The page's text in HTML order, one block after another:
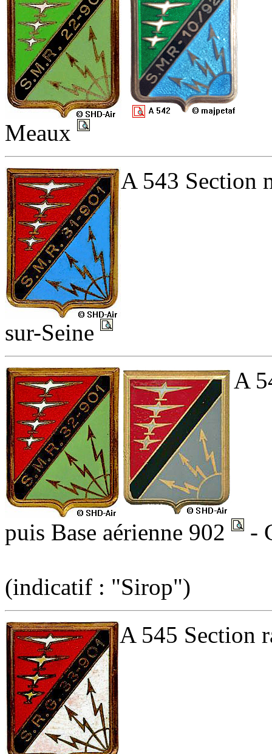
Meaux
A 543 Section
sur-Seine
A
puis Base aérienne 902 -
(indicatif : "Sirop")
A 545 Section